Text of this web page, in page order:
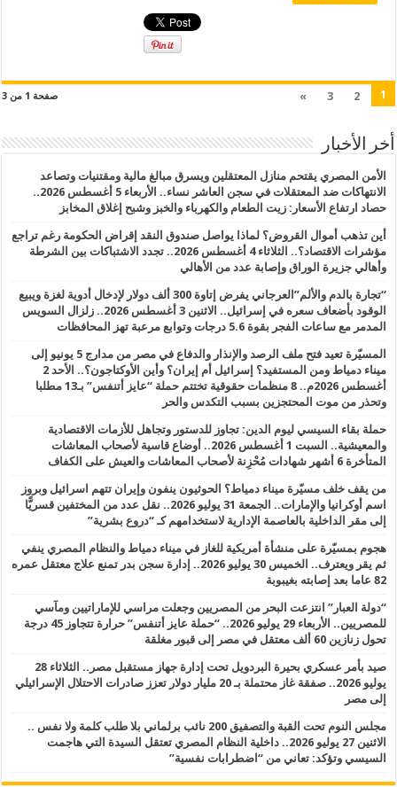
صفحة 1 من 3 1
2
3
»
أخر الأخبار
الأمن المصري يقتحم منازل المعتقلين ويسرق مبالغ مالية ومقتنيات وتصاعد
الانتهاكات ضد المعتقلات في سجن العاشر نساء.. الأربعاء 5 أغسطس 2026..
حصاد ارتفاع الأسعار: زيت الطعام والكهرباء والخبز وشبح إغلاق المخابز
أين تذهب أموال القروض؟ لماذا يواصل صندوق النقد إقراض الحكومة رغم تراجع
مؤشرات الاقتصاد؟.. الثلاثاء 4 أغسطس 2026.. تجدد الاشتباكات بين الشرطة
وأهالي جزيرة الوراق وإصابة عدد من الأهالي
“تجارة بالدم والألم”العرجاني يفرض إتاوة 300 ألف دولار لإدخال أدوية لغزة ويبيع
الوقود بأضعاف سعره في إسرائيل.. الاثنين 3 أغسطس 2026.. زلزال السويس
المدمر مع ساعات الفجر بقوة 5.6 درجات وتوابع مرعبة تهز المحافظات
المسيّرة تعيد فتح ملف الرصد والإنذار والدفاع في مصر من مدارج 5 يونيو إلى
ميناء دمياط ومن المستفيد؟ إسرائيل أم إيران؟ وأين الأوكتاجون؟.. الأحد 2
أغسطس 2026م.. 8 منظمات حقوقية تختتم حملة “عايز أتنفس” بـ13 مطلبا
وتحذر من موت المحتجزين بسبب التكدس والحر
حملة بقاء السيسي ليوم الدين: تجاوز للدستور وتجاهل للأزمات الاقتصادية
والمعيشية.. السبت 1 أغسطس 2026.. أوضاع قاسية لأصحاب المعاشات
المتأخرة 6 أشهر شهادات مُحْزِنة لأصحاب المعاشات والعيش على الكفاف
من يقف خلف مسيّرة ميناء دمياط؟ الحوثيون ينفون وإيران تتهم اسرائيل وبروز
اسم أوكرانيا والإمارات.. الجمعة 31 يوليو 2026.. نقل عدد من المختفين قسريًّا
إلى مقر الداخلية بالعاصمة الإدارية لاستخدامهم كـ “دروع بشرية”
هجوم بمسيّرة على منشأة أمريكية للغاز في ميناء دمياط والنظام المصري ينفي
ثم يقر ويعترف.. الخميس 30 يوليو 2026.. إدارة سجن بدر تمنع علاج معتقل عمره
82 عاما بعد إصابته بغيبوبة
“دولة العبار” انتزعت البحر من المصريين وجعلت مراسي للإماراتيين ومآسي
للمصريين.. الأربعاء 29 يوليو 2026.. “حملة عايز أتنفس” حرارة تتجاوز 45 درجة
تحول زنازين 60 ألف معتقل في مصر إلى قبور مغلقة
صيد بأمر عسكري بحيرة البردويل تحت إدارة جهاز مستقبل مصر.. الثلاثاء 28
يوليو 2026.. صفقة غاز محتملة بـ 20 مليار دولار تعزز صادرات الاحتلال الإسرائيلي
إلى مصر
مجلس النوم تحت القبة والتصفيق 200 نائب برلماني بلا طلب كلمة ولا نفس ..
الاثنين 27 يوليو 2026.. داخلية النظام المصري تعتقل السيدة التي هاجمت
السيسي وتؤكد: تعاني من “اضطرابات نفسية”